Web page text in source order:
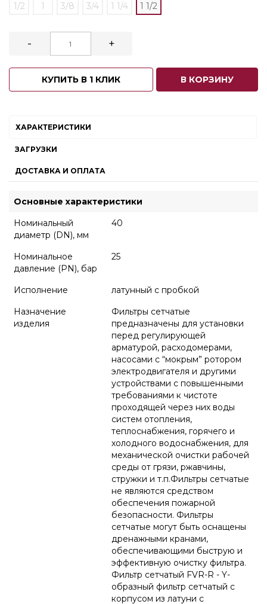
1/2
1 3/8 3/4 1 1/4 1 1/2
- +
КУПИТЬ В 1 КЛИК В КОРЗИНУ
ХАРАКТЕРИСТИКИ
ЗАГРУЗКИ
ДОСТАВКА И ОПЛАТА
Основные характеристики
Номинальный
диаметр (DN), мм
40
Номинальное
давление (PN), бар
25
Исполнение
латунный с пробкой
Назначение
изделия
Фильтры сетчатые
предназначены для установки
перед регулирующей
арматурой, расходомерами,
насосами с “мокрым” ротором
электродвигателя и другими
устройствами с повышенными
требованиями к чистоте
проходящей через них воды
систем отопления,
теплоснабжения, горячего и
холодного водоснабжения, для
механической очистки рабочей
среды от грязи, ржавчины,
стружки и т.п.Фильтры сетчатые
не являются средством
обеспечения пожарной
безопасности. Фильтры
сетчатые могут быть оснащены
дренажными кранами,
обеспечивающими быструю и
эффективную очистку фильтра.
Фильтр сетчатый FVR-R - Y-
образный фильтр сетчатый с
корпусом из латуни с